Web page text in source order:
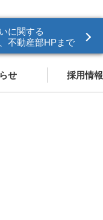
に関する
不動産部HPまで
せ 採用情報